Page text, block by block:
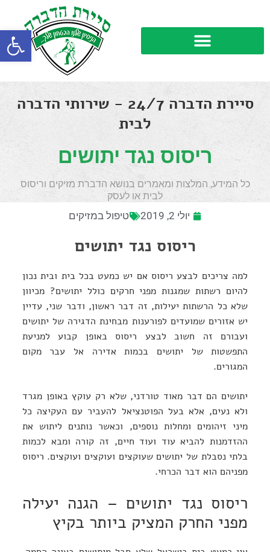
פתח
סיירת הדברה 24/7 - שירותי הדברה
לבית
ריסוס נגד יתושים
כל המידע, המלצות ומאמרים בנושא הדברת מזיקים וריסוס
לבית או לעסק
יולי 2, 2019 טיפול במזיקים
ריסוס נגד יתושים
למה צריכים לבצע ריסוס אם יש כמעט בכל בית ובית נכון
להיום רשתות שמגנות מפני חרקים כולל יתושים? מכיוון
שלא כל הרשתות יעילות, זה דבר ראשון, ודבר שני, עדיין
יש אזורים שמועדים לפורענות מבחינת הדגירה של יתושים
ועבורם זה חשוב לבצע ריסוס באופן קבוע למניעת
התפשטות של יתושים בכמות אדירה אל עבר מקום
המגורים.
יתושים הם דבר מאוד טורדני, שלא רק עוקץ באופן מגרד
ולא נעים, אלא בעל הפוטנציאל להעביר עם העקיצה כל
מיני זיהומים ומחלות נוספים, וכאשר נותנים ליתוש את
ההזדמנות להביא עוד ועוד חיים, זה קורה ומבא לכמות
בלתי נסבלת של יתושים שעוקצים ועוקצים ועוקצים. ריסוס
מפניהם הוא דבר הכרחי.
ריסוס נגד יתושים – הגנה יעילה
מפני החרק המציק ביותר בקיץ